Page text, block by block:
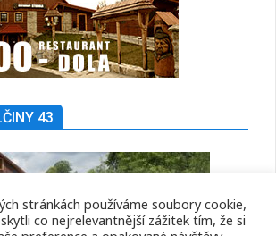
43
stránkách používáme soubory cookie,
co nejrelevantnější zážitek tím, že si